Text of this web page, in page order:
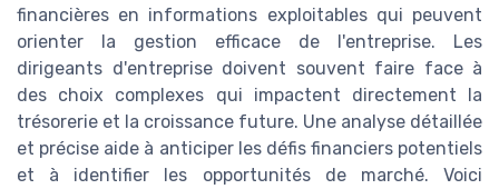
financières en informations exploitables qui peuvent
orienter la gestion efficace de l'entreprise. Les
dirigeants d'entreprise doivent souvent faire face à
des choix complexes qui impactent directement la
trésorerie et la croissance future. Une analyse détaillée
et précise aide à anticiper les défis financiers potentiels
et à identifier les opportunités de marché. Voici